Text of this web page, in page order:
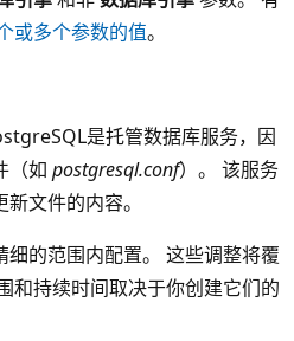
或多个参数的值。
是托管数据库服务，因
（如 postgresql.conf）。 该服务
文件的内容。
的范围内配置。 这些调整将覆
和持续时间取决于你创建它们的